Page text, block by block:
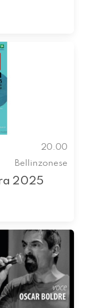
20.00
Bellinzonese
2025